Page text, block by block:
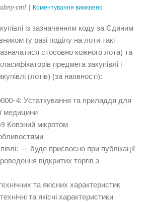
cml | Коментування вимкнено
із зазначенням коду за Єдиним
(у разі поділу на лоти такі
стосовно кожного лота) та
предмета закупівлі і
(лотів) (за наявності):
4: Устаткування та приладдя для
медицини
Ковзний мікротом
— буде присвоєно при публікації
відкритих торгів з
та якісних характеристик
та якісні характеристики